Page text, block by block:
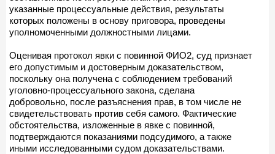
указанные процессуальные действия, результаты
которых положены в основу приговора, проведены
уполномоченными должностными лицами.
Оценивая протокол явки с повинной ФИО2, суд признает
его допустимым и достоверным доказательством,
поскольку она получена с соблюдением требований
уголовно-процессуального закона, сделана
добровольно, после разъяснения прав, в том числе не
свидетельствовать против себя самого. Фактические
обстоятельства, изложенные в явке с повинной,
подтверждаются показаниями подсудимого, а также
иными исследованными судом доказательствами.